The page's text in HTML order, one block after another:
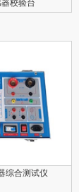
校验台
综合测试仪